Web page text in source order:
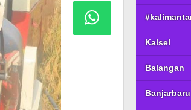
Kalsel
Balangan
Banjarbaru